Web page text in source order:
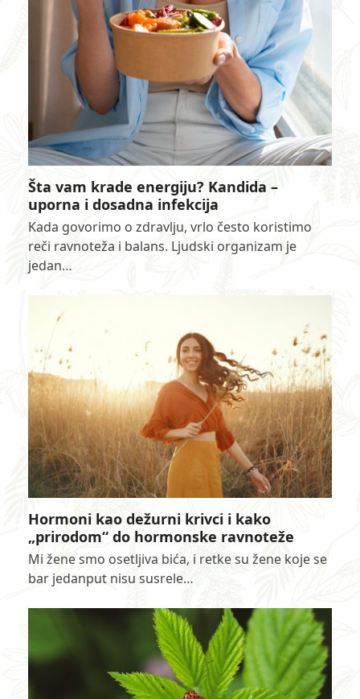
Šta vam krade energiju? Kandida –
uporna i dosadna infekcija
Kada govorimo o zdravlju, vrlo često koristimo
reči ravnoteža i balans. Ljudski organizam je
jedan…
Hormoni kao dežurni krivci i kako
„prirodom“ do hormonske ravnoteže
Mi žene smo osetljiva bića, i retke su žene koje se
bar jedanput nisu susrele…